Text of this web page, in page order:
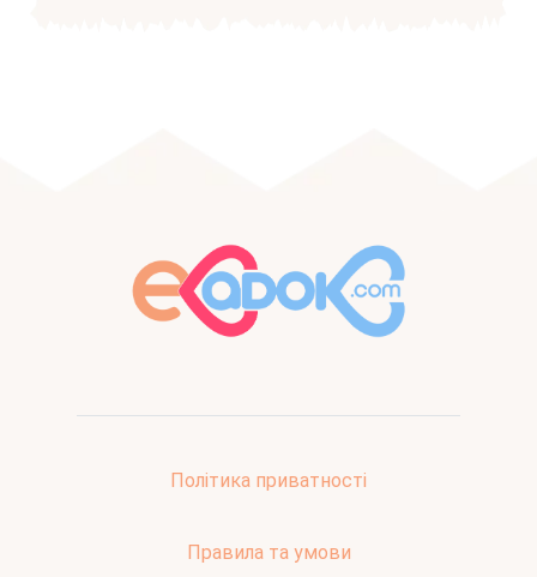
Політика приватності
Правила та умови